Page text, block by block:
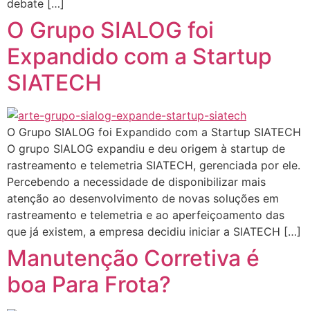
debate […]
O Grupo SIALOG foi
Expandido com a Startup
SIATECH
O Grupo SIALOG foi Expandido com a Startup SIATECH
O grupo SIALOG expandiu e deu origem à startup de
rastreamento e telemetria SIATECH, gerenciada por ele.
Percebendo a necessidade de disponibilizar mais
atenção ao desenvolvimento de novas soluções em
rastreamento e telemetria e ao aperfeiçoamento das
que já existem, a empresa decidiu iniciar a SIATECH […]
Manutenção Corretiva é
boa Para Frota?